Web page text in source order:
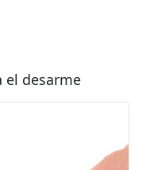
el desarme